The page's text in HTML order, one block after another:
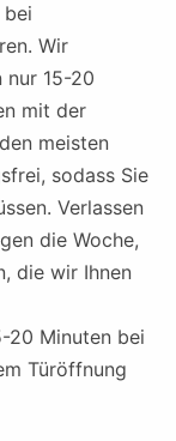
Wir
nur 15-20
mit der
meisten
sodass Sie
Verlassen
die Woche,
die wir Ihnen
20 Minuten bei
Türöffnung